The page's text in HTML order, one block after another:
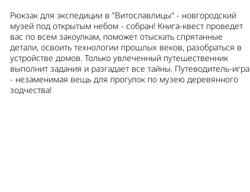
Рюкзак для экспедиции в "Витославлицы" - новгородский
музей под открытым небом - собран! Книга-квест проведет
вас по всем закоулкам, поможет отыскать спрятанные
детали, освоить технологии прошлых веков, разобраться в
устройстве домов. Только увлеченный путешественник
выполнит задания и разгадает все тайны. Путеводитель-игра
- незаменимая вещь для прогулок по музею деревянного
зодчества!